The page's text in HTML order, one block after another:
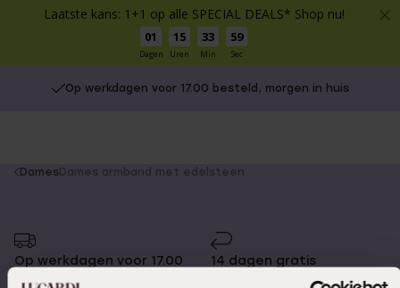
Laatste kans: 1+1 op alle SPECIAL DEALS* Shop nu!
01
Dagen
15
Uren
33
Min
59
Sec
Op werkdagen voor 17.00 besteld, morgen in huis
You
DamesDames armband met edelsteen
Op werkdagen voor 17.00
besteld, morgen in huis
14 dagen gratis